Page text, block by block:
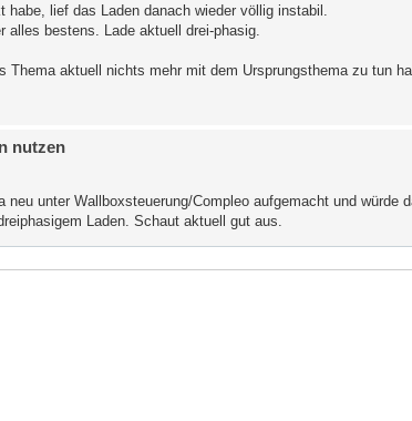
lief das Laden danach wieder völlig instabil.
bestens. Lade aktuell drei-phasig.
Thema aktuell nichts mehr mit dem Ursprungsthema zu tun
nutzen
unter Wallboxsteuerung/Compleo aufgemacht und würde
Laden. Schaut aktuell gut aus.